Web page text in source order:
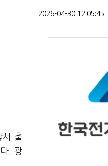
2026-04-30 12:05:45
서 출
. 광